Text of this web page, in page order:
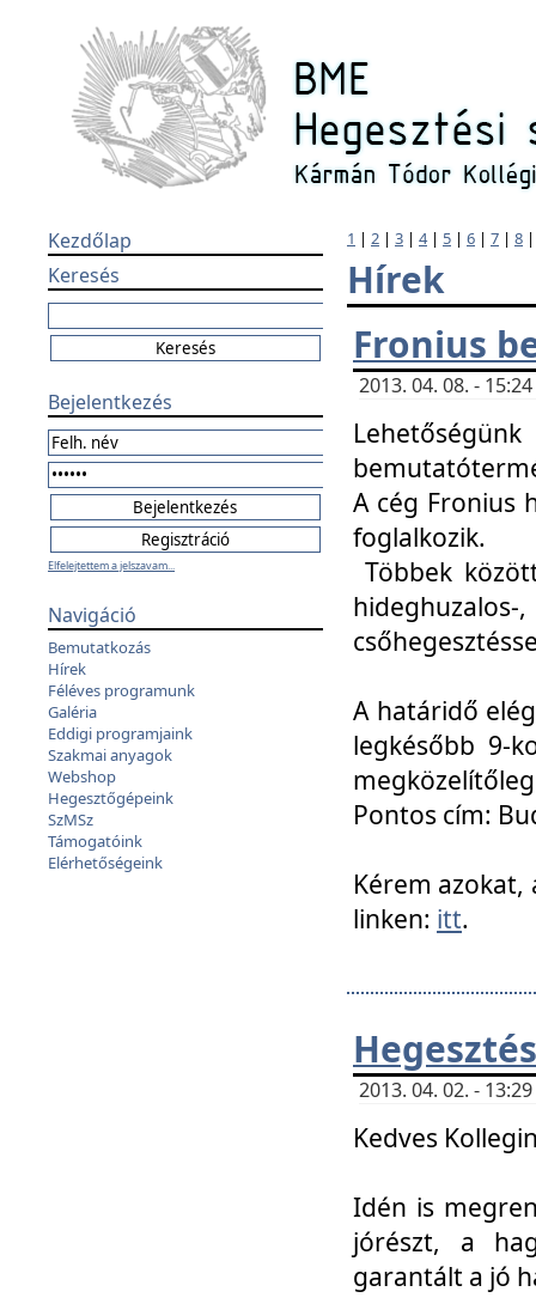
Kezdőlap
Keresés
Bejelentkezés
Elfelejtettem a jelszavam...
Navigáció
Bemutatkozás
Hírek
Féléves programunk
Galéria
Eddigi programjaink
Szakmai anyagok
Webshop
Hegesztőgépeink
SzMSz
Támogatóink
Elérhetőségeink
1 | 2 | 3 | 4| 5 | 6 | 7 | 8
Hírek
Fronius
2013. 04. 08. -
A cég Fronius
foglalkozik.
Többek
A határidő
legkésőbb 9-
Pontos cím:
Kérem azokat,
linken: itt.
2013. 04. 02. -
Kedves
Idén is
jórészt, a
garantált a jó